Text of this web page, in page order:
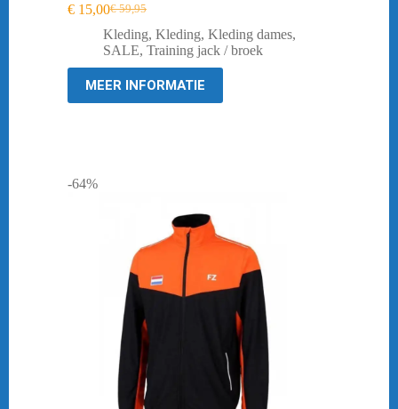
€59,95
Oorspronkelijke
prijs
was:
€ 59,95.
€ 15,00Huidige
prijs
is:
€ 15,00.
Kleding, Kleding, Kleding dames,
SALE, Training jack / broek
MEER INFORMATIE
-64%